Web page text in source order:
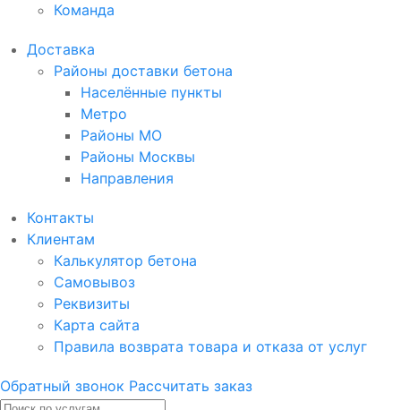
Команда
Доставка
Районы доставки бетона
Населённые пункты
Метро
Районы МО
Районы Москвы
Направления
Контакты
Клиентам
Калькулятор бетона
Самовывоз
Реквизиты
Карта сайта
Правила возврата товара и отказа от услуг
Обратный звонок Рассчитать заказ